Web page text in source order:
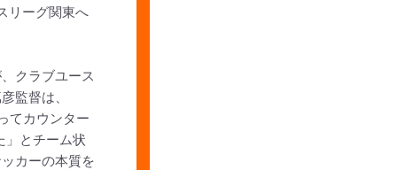
リーグ関東へ
クラブユース
監督は、
てカウンター
」とチーム状
カーの本質を